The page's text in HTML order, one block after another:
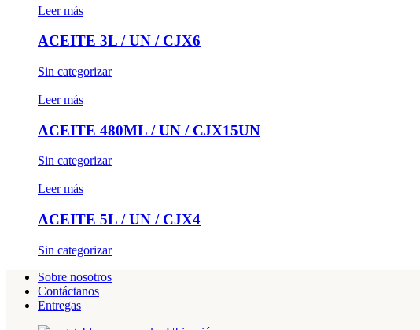
Leer más
ACEITE 3L / UN / CJX6
Sin categorizar
Leer más
ACEITE 480ML / UN / CJX15UN
Sin categorizar
Leer más
ACEITE 5L / UN / CJX4
Sin categorizar
Sobre nosotros
Contáctanos
Entregas